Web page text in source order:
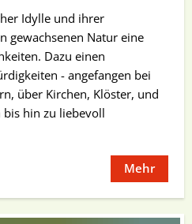
Idylle und ihrer
gewachsenen Natur eine
Dazu einen
- angefangen bei
über Kirchen, Klöster, und
bis hin zu liebevoll
Mehr